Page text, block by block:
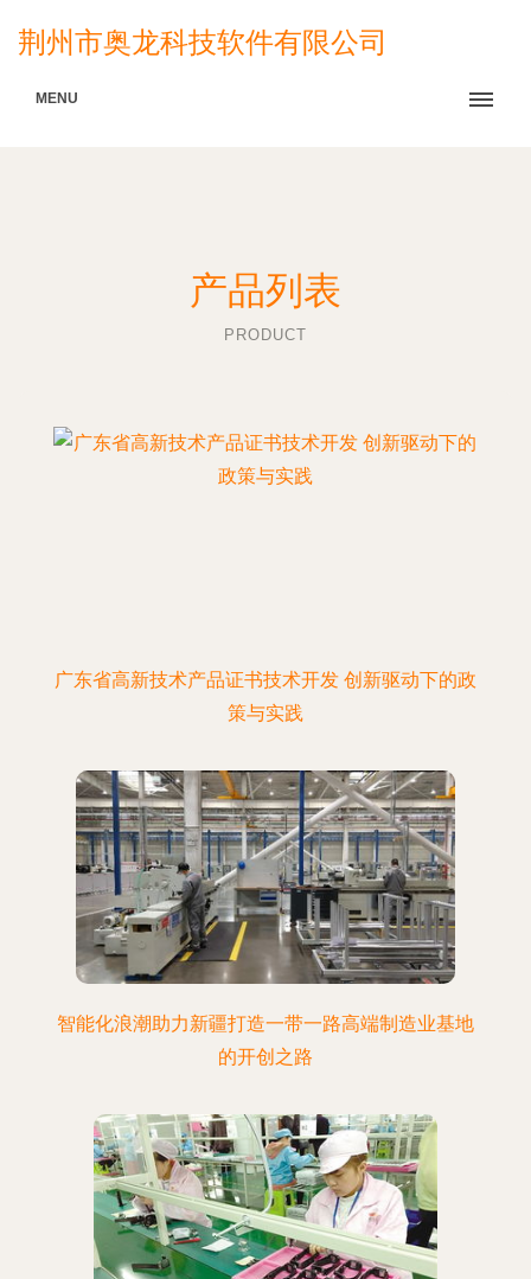
荆州市奥龙科技软件有限公司
MENU
产品列表
PRODUCT
广东省高新技术产品证书技术开发 创新驱动下的政
策与实践
智能化浪潮助力新疆打造一带一路高端制造业基地
的开创之路